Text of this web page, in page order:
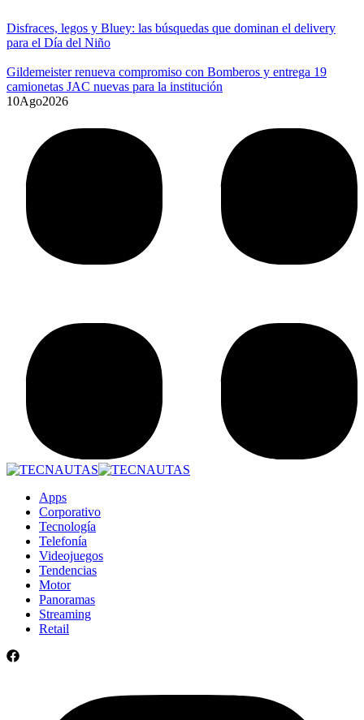
Disfraces, legos y Bluey: las búsquedas que dominan el delivery
para el Día del Niño
Gildemeister renueva compromiso con Bomberos y entrega 19
camionetas JAC nuevas para la institución
10Ago2026
Apps
Corporativo
Tecnología
Telefonía
Videojuegos
Tendencias
Motor
Panoramas
Streaming
Retail